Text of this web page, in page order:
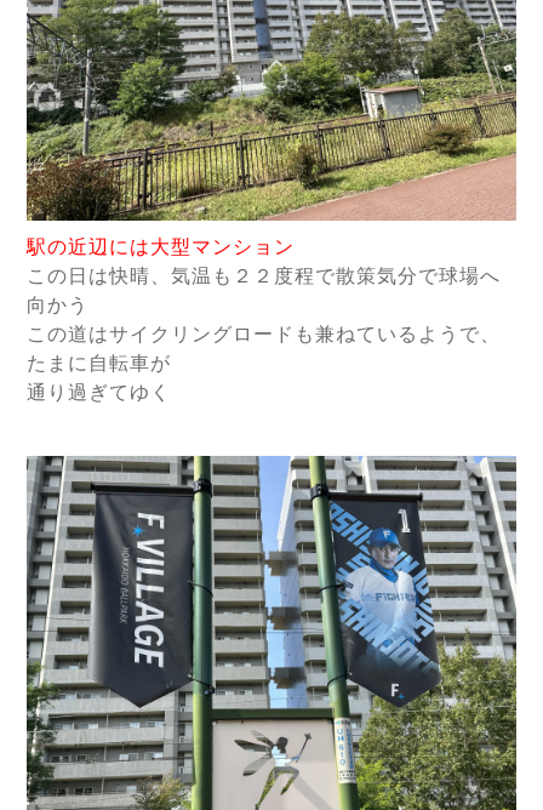
駅の近辺には大型マンション
この日は快晴、気温も２２度程で散策気分で球場へ
向かう
この道はサイクリングロードも兼ねているようで、
たまに自転車が
通り過ぎてゆく